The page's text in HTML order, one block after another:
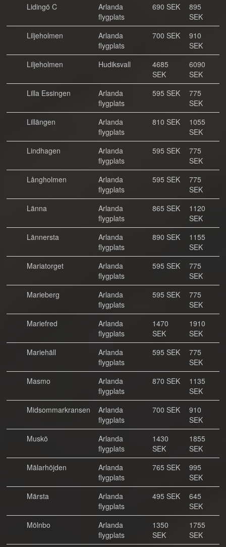
Lidingö C
Arlanda
flygplats
690 SEK
895
SEK
Liljeholmen
Arlanda
flygplats
700 SEK
910
SEK
Liljeholmen
Hudiksvall
4685
SEK
6090
SEK
Lilla Essingen
Arlanda
flygplats
595 SEK
775
SEK
Lillängen
Arlanda
flygplats
810 SEK
1055
SEK
Lindhagen
Arlanda
flygplats
595 SEK
775
SEK
Långholmen
Arlanda
flygplats
595 SEK
775
SEK
Länna
Arlanda
flygplats
865 SEK
1120
SEK
Lännersta
Arlanda
flygplats
890 SEK
1155
SEK
Mariatorget
Arlanda
flygplats
595 SEK
775
SEK
Marieberg
Arlanda
flygplats
595 SEK
775
SEK
Mariefred
Arlanda
flygplats
1470
SEK
1910
SEK
Mariehäll
Arlanda
flygplats
595 SEK
775
SEK
Masmo
Arlanda
flygplats
870 SEK
1135
SEK
Midsommarkransen
Arlanda
flygplats
700 SEK
910
SEK
Muskö
Arlanda
flygplats
1430
SEK
1855
SEK
Mälarhöjden
Arlanda
flygplats
765 SEK
995
SEK
Märsta
Arlanda
flygplats
495 SEK
645
SEK
Mölnbo
Arlanda
flygplats
1350
SEK
1755
SEK